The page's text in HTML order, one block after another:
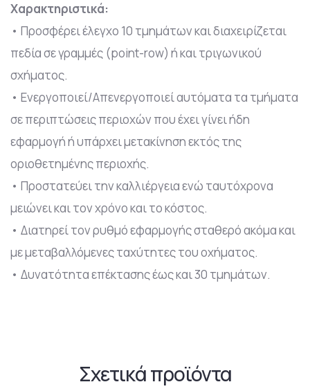
Χαρακτηριστικά:
• Προσφέρει έλεγχο 10 τμημάτων και διαχειρίζεται
πεδία σε γραμμές (point-row) ή και τριγωνικού
σχήματος.
• Ενεργοποιεί/Απενεργοποιεί αυτόματα τα τμήματα
σε περιπτώσεις περιοχών που έχει γίνει ήδη
εφαρμογή ή υπάρχει μετακίνηση εκτός της
οριοθετημένης περιοχής.
• Προστατεύει την καλλιέργεια ενώ ταυτόχρονα
μειώνει και τον χρόνο και το κόστος.
• Διατηρεί τον ρυθμό εφαρμογής σταθερό ακόμα και
με μεταβαλλόμενες ταχύτητες του οχήματος.
• Δυνατότητα επέκτασης έως και 30 τμημάτων.
Σχετικά προϊόντα